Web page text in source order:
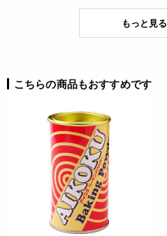
もっと見る
こちらの商品もおすすめです